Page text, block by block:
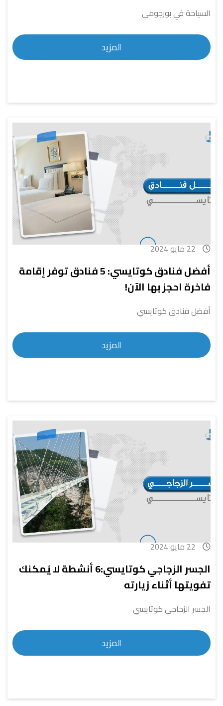
السياحة في بورجومي
المزيد
22 مايو 2024
أفضل فنادق كوتايسي: 5 فنادق توفر إقامة
فاخرة احجز بها الآن!
أفضل فنادق كوتايسي
المزيد
22 مايو 2024
الجسر الزجاجي كوتايسي:6 أنشطة لا يُمكنك
تفويتها أثناء زيارته
الجسر الزجاجي كوتايسي
المزيد